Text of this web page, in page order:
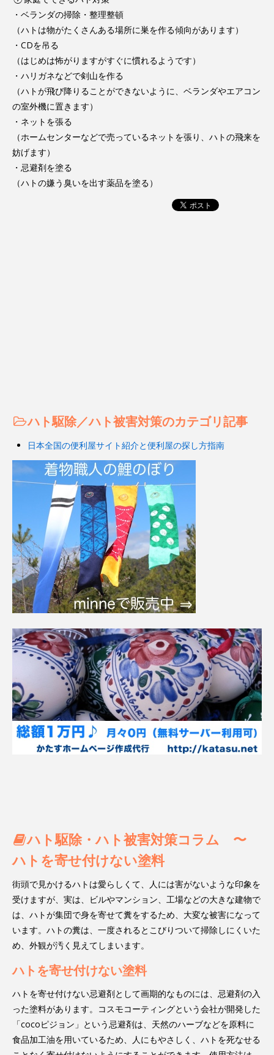
・ベランダの掃除・整理整頓
（ハトは物がたくさんある場所に巣を作る傾向があります）
・CDを吊る
（はじめは怖がりますがすぐに慣れるようです）
・ハリガネなどで剣山を作る
（ハトが飛び降りることができないように、ベランダやエアコン
の室外機に置きます）
・ネットを張る
（ホームセンターなどで売っているネットを張り、ハトの飛来を
妨げます）
・忌避剤を塗る
（ハトの嫌う臭いを出す薬品を塗る）
ハト駆除／ハト被害対策のカテゴリ記事
日本全国の便利屋サイト紹介と便利屋の探し方指南
ハト駆除・ハト被害対策コラム 〜
ハトを寄せ付けない塗料
街頭で見かけるハトは愛らしくて、人には害がないような印象を
受けますが、実は、ビルやマンション、工場などの大きな建物で
は、ハトが集団で身を寄せて糞をするため、大変な被害になって
います。ハトの糞は、一度されるとこびりついて掃除しにくいた
め、外観が汚く見えてしまいます。
ハトを寄せ付けない塗料
ハトを寄せ付けない忌避剤として画期的なものには、忌避剤の入
った塗料があります。コスモコーティングという会社が開発した
「cocoピジョン」という忌避剤は、天然のハーブなどを原料に
食品加工油を用いているため、人にもやさしく、ハトを死なせる